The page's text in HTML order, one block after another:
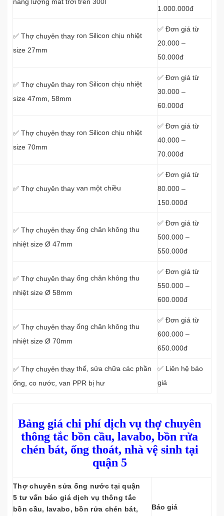
năng lượng măt trời trên 300l
1.000.000đ
✅ Thợ chuyên thay ron Silicon chịu nhiệt
size 27mm
✅ Đơn giá từ
20.000 –
50.000đ
✅ Thợ chuyên thay ron Silicon chịu nhiệt
size 47mm, 58mm
✅ Đơn giá từ
30.000 –
60.000đ
✅ Thợ chuyên thay ron Silicon chịu nhiệt
size 70mm
✅ Đơn giá từ
40.000 –
70.000đ
✅ Thợ chuyên thay van một chiều
✅ Đơn giá từ
80.000 –
150.000đ
✅ Thợ chuyên thay ống chân không thu
nhiệt size Ø 47mm
✅ Đơn giá từ
500.000 –
550.000đ
✅ Thợ chuyên thay ống chân không thu
nhiệt size Ø 58mm
✅ Đơn giá từ
550.000 –
600.000đ
✅ Thợ chuyên thay ống chân không thu
nhiệt size Ø 70mm
✅ Đơn giá từ
600.000 –
650.000đ
✅ Thợ chuyên thay thế, sửa chữa các phần
ống, co nước, van PPR bị hư
✅ Liên hệ báo
giá
Bảng giá chi phí dịch vụ thợ chuyên
thông tắc bồn cầu, lavabo, bồn rửa
chén bát, ống thoát, nhà vệ sinh tại
quận 5
Thợ chuyên sửa ống nước tại quận
5 tư vấn báo giá dịch vụ thông tắc
bồn cầu, lavabo, bồn rửa chén bát,
Báo giá